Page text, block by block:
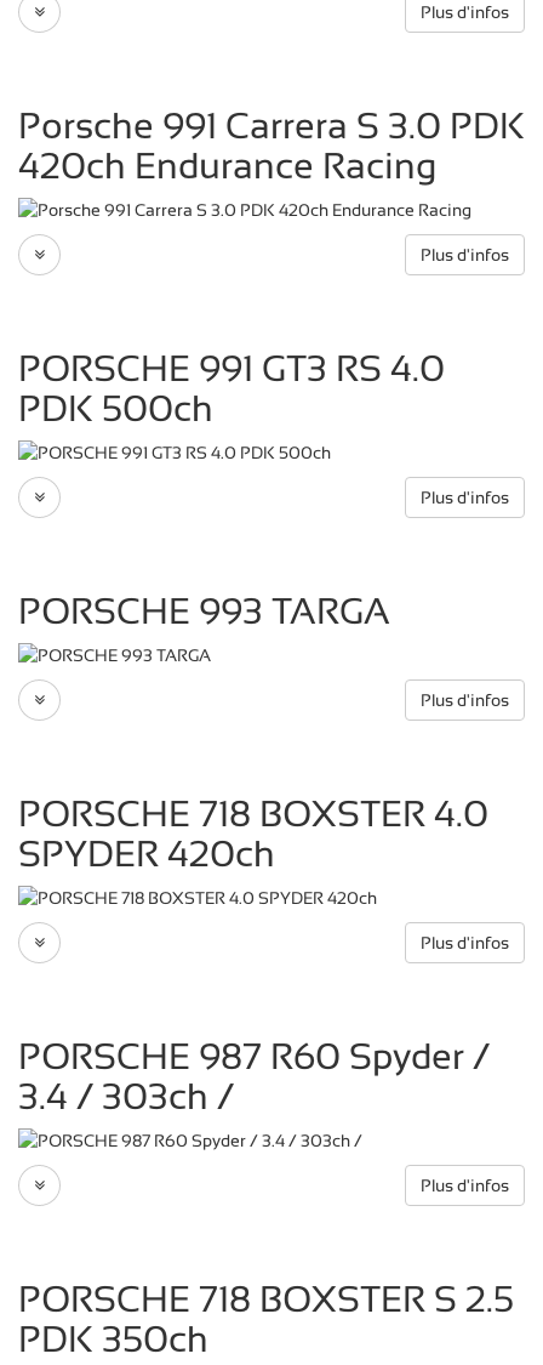
Plus d'infos
Porsche 991 Carrera S 3.0 PDK
420ch Endurance Racing
Plus d'infos
PORSCHE 991 GT3 RS 4.0
PDK 500ch
Plus d'infos
PORSCHE 993 TARGA
Plus d'infos
PORSCHE 718 BOXSTER 4.0
SPYDER 420ch
Plus d'infos
PORSCHE 987 R60 Spyder /
3.4 / 303ch /
Plus d'infos
PORSCHE 718 BOXSTER S 2.5
PDK 350ch